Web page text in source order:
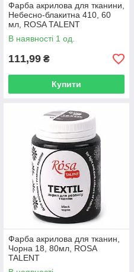
Фарба акрилова для тканини,
Небесно-блакитна 410, 60
мл, ROSA TALENT
В наявності 1 од.
111,99 ₴
Купити
Фарба акрилова для тканин,
Чорна 18, 80мл, ROSA
TALENT